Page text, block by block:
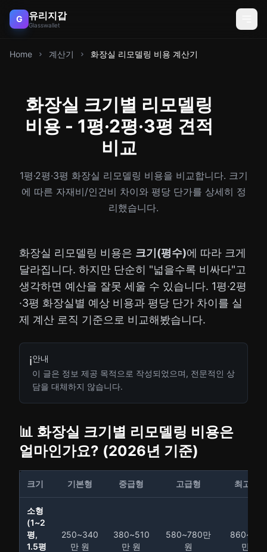
G 유리지갑
Glasswallet
Home 계산기 화장실 리모델링 비용 계산기
화장실 크기별 리모델링
비용 - 1평·2평·3평 견적
비교
1평·2평·3평 화장실 리모델링 비용을 비교합니다. 크기
에 따른 자재비/인건비 차이와 평당 단가를 상세히 정
리했습니다.
화장실 리모델링 비용은 크기(평수)에 따라 크게
달라집니다. 하지만 단순히 "넓을수록 비싸다"고
생각하면 예산을 잘못 세울 수 있습니다. 1평·2평
·3평 화장실별 예상 비용과 평당 단가 차이를 실
제 계산 로직 기준으로 비교해봤습니다.
ℹ️안내
이 글은 정보 제공 목적으로 작성되었으며, 전문적인 상
담을 대체하지 않습니다.
📊 화장실 크기별 리모델링 비용은
얼마인가요? (2026년 기준)
크기 기본형 중급형 고급형 최고급형
소형
(1~2
평,
1.5평
250~340
만 원
380~510
만 원
580~780만
원
만 원